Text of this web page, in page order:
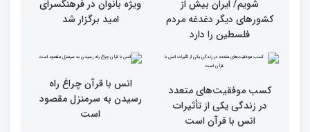
جزئیات سومین روز رقابت
بخش برادران مسابقات
بین‌المللی قرآن کریم
فرآیند اجرایی و فنی
همه بخش‌های ستاد اجرایی
در مسیر توسعه علم